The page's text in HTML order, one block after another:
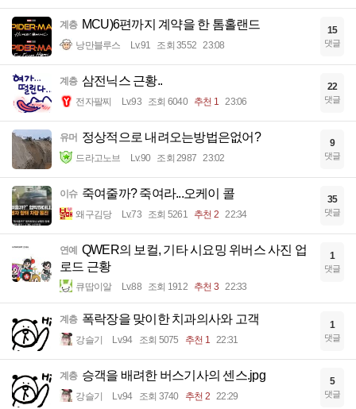
계층 MCU)6편까지 계약을 한 톰홀랜드
낭만블루스 Lv.91 조회 3552 23:08
15
댓글
계층 삼전닉스 근황..
전자팔찌 Lv.93 조회 6040 추천 1 23:06
22
댓글
유머 정상적으로 내려오는방법은없어?
드라고노브 Lv.90 조회 2987 23:02
9
댓글
이슈 죽여줄까? 죽여라...오케이 콜
왜구김당 Lv.73 조회 5261 추천 2 22:34
35
댓글
연예
QWER의 보컬, 기타 시요밍 위버스 사진 업
로드 근황
큐땁이알 Lv.88 조회 1912 추천 3 22:33
1
댓글
계층 폭락장을 맞이한 치과의사와 고객
강슬기 Lv.94 조회 5075 추천 1 22:31
1
댓글
계층 승객을 배려한 버스기사의 센스.jpg
강슬기 Lv.94 조회 3740 추천 2 22:29
5
댓글